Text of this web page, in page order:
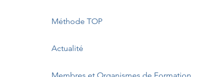
Méthode TOP
Actualité